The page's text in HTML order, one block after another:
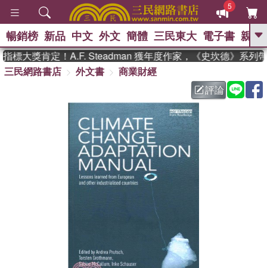
5
GO
熱搜： 東野圭吾
父親節 、 花開錦
方念華 、 台灣的
李登輝時代 、 數學女孩：黎曼猜想
、 偉大的迷走神經 、
群喵 、 臺灣漫遊錄
暢銷榜 新品 中文 外文 簡體 三民東大 電子書 親子
大獎肯定！A.F. Steadman 獲年度作家，《史坎德》系列帶
三民網路書店
外文書
商業財經
評論